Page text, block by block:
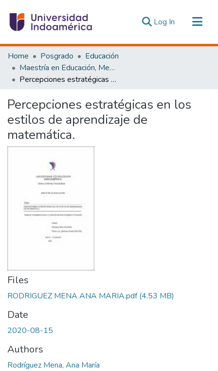
Log In (current)
Communities & Collections
All of DSpace
Statistics
Home Posgrado
Educación
Maestría en Educación, Mención Innovación y Liderazgo Educativo
Percepciones estratégicas en los estilos de aprendizaje de matemática.
Percepciones estratégicas en los
estilos de aprendizaje de
matemática.
Files
RODRIGUEZ MENA ANA MARIA.pdf(4.53 MB)
Date
2020-08-15
Authors
Rodríguez Mena, Ana María